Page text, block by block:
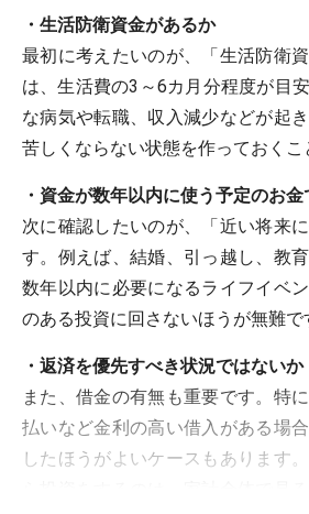
・生活防衛資金があるか
最初に考えたいのが、「生活防衛
は、生活費の3～6カ月分程度が目
な病気や転職、収入減少などが起
苦しくならない状態を作っておくこ
・資金が数年以内に使う予定のお
次に確認したいのが、「近い将来
す。例えば、結婚、引っ越し、教
数年以内に必要になるライフイベ
のある投資に回さないほうが無難で
・返済を優先すべき状況ではないか
また、借金の有無も重要です。特
払いなど金利の高い借入がある場
したほうがよいケースもあります